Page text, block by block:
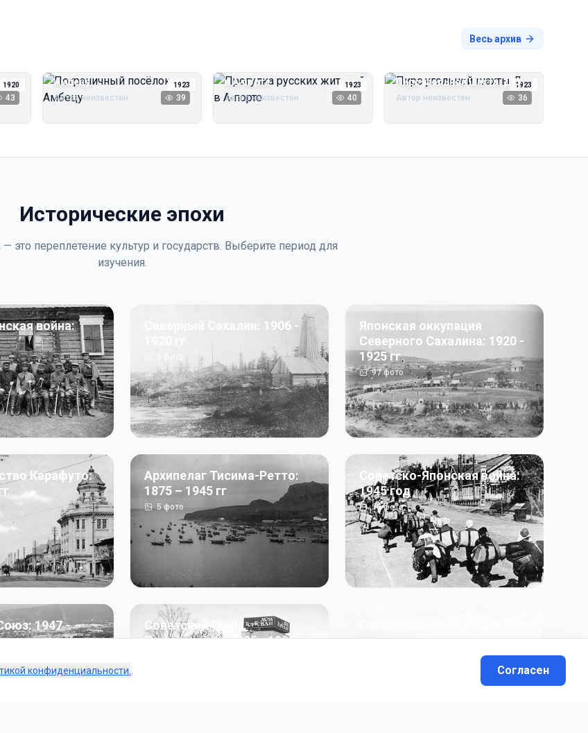
Весь архив
1920
43
1923
Пограничный посёлок
Амбецу
Автор неизвестен 39
1923
Прогулка русских жителей
в А‑порте
Автор неизвестен 40
1923
Пирс угольной шахты Дуэ
Автор неизвестен 36
Исторические эпохи
это переплетение культур и государств. Выберите период для
изучения.
война:
Северный Сахалин: 1906 -
Японская оккупация
Северного Сахалина: 1920 -
1925 гг
97фото
Карафуто:
Архипелаг Тисима-Ретто:
1875 – 1945 гг
5фото
Советско-Японская война:
1945 год
50фото
1947 -
Советский Союз.
Перестройка: 1985 - 1991 гг
- н.в.
конфиденциальности. Согласен